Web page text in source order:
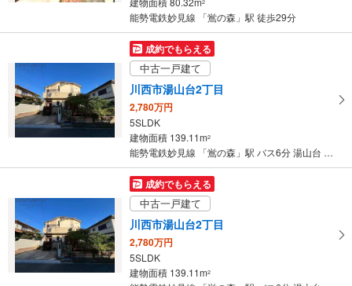
存
る
2
能勢電鉄妙見線 「鴬の森」駅 徒歩29分
成約でもらえる
中古一戸建て
川西市湯山台2丁目
2,780万円
5SLDK
建物面積 139.11m2
能勢電鉄妙見線 「鴬の森」駅 バス6分 湯山台 バス停下車 徒歩3分
成約でもらえる
中古一戸建て
川西市湯山台2丁目
2,780万円
5SLDK
建物面積 139.11m2